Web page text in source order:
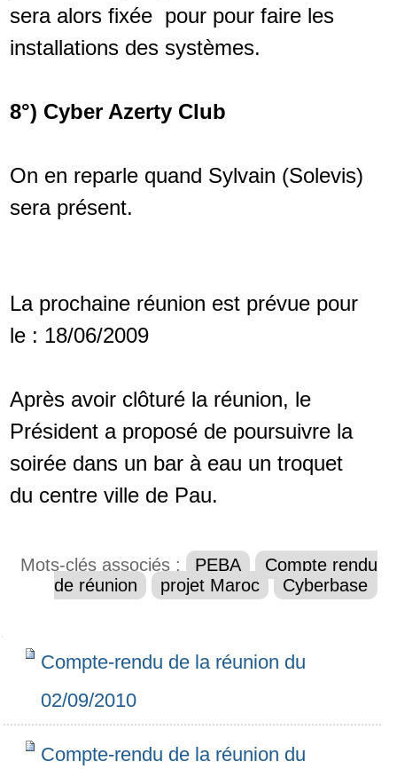
sera alors fixée pour pour faire les
installations des systèmes.
8°) Cyber Azerty Club
On en reparle quand Sylvain (Solevis)
sera présent.
La prochaine réunion est prévue pour
le : 18/06/2009
Après avoir clôturé la réunion, le
Président a proposé de poursuivre la
soirée dans un bar à eau un troquet
du centre ville de Pau.
Mots-clés associés : PEBA
Compte rendu
de réunion
projet Maroc Cyberbase
Navigation
Compte-rendu de la réunion du
02/09/2010
Compte-rendu de la réunion du